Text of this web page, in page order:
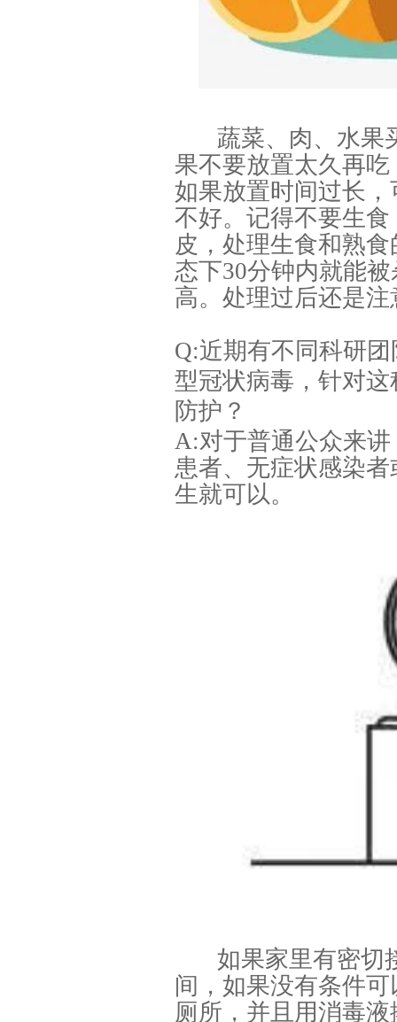
蔬菜、肉、水果
果不要放置太久再
如果放置时间过长
不好。记得不要生
皮，处理生食和熟
态下30分钟内就能
高。处理过后还是
Q:近期有不同科研
型冠状病毒，针对
防护？
A:对于普通公众来
患者、无症状感染
生就可以。
如果家里有密切
间，如果没有条件
厕所，并且用消毒